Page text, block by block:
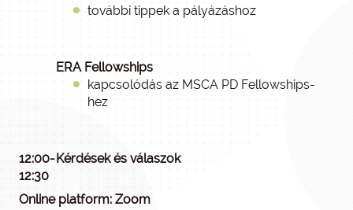
további tippek a pályázáshoz
ERA Fellowships
kapcsolódás az MSCA PD Fellowships-
hez
12:00-
12:30
Kérdések és válaszok
Online platform: Zoom